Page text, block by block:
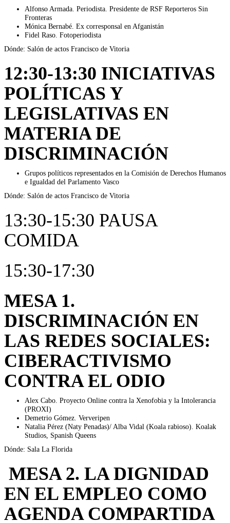
Alfonso Armada. Periodista. Presidente de RSF Reporteros Sin
Fronteras
Mónica Bernabé. Ex corresponsal en Afganistán
Fidel Raso. Fotoperiodista
Dónde: Salón de actos Francisco de Vitoria
12:30-13:30 INICIATIVAS
POLÍTICAS Y
LEGISLATIVAS EN
MATERIA DE
DISCRIMINACIÓN
Grupos políticos representados en la Comisión de Derechos Humanos
e Igualdad del Parlamento Vasco
Dónde: Salón de actos Francisco de Vitoria
13:30-15:30 PAUSA
COMIDA
15:30-17:30
MESA 1.
DISCRIMINACIÓN EN
LAS REDES SOCIALES:
CIBERACTIVISMO
CONTRA EL ODIO
Alex Cabo. Proyecto Online contra la Xenofobia y la Intolerancia
(PROXI)
Demetrio Gómez. Ververipen
Natalia Pérez (Naty Penadas)/ Alba Vidal (Koala rabioso). Koalak
Studios, Spanish Queens
Dónde: Sala La Florida
MESA 2. LA DIGNIDAD
EN EL EMPLEO COMO
AGENDA COMPARTIDA